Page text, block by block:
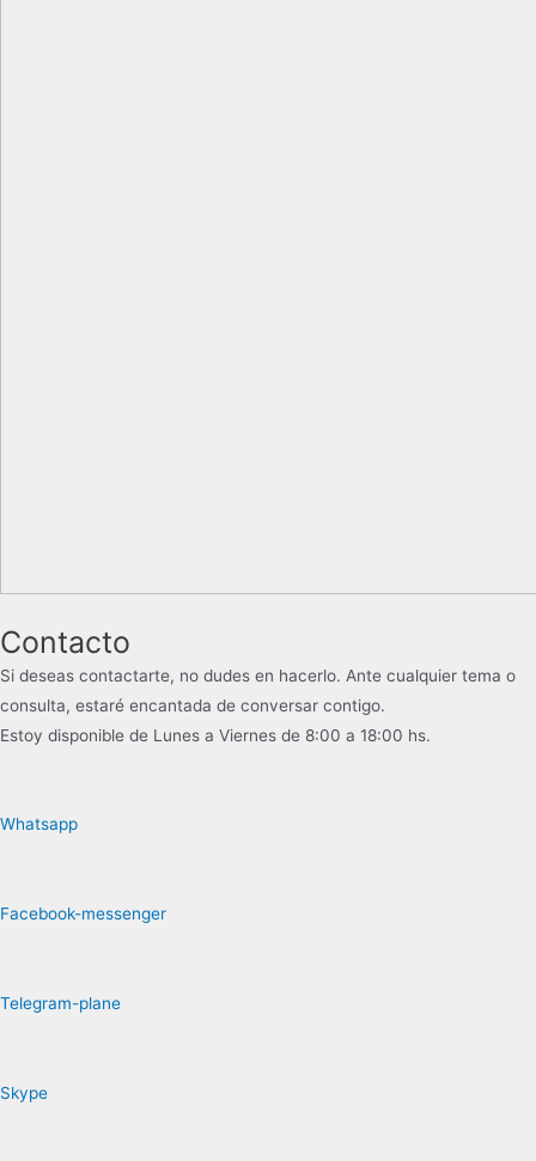
Contacto
Si deseas contactarte, no dudes en hacerlo. Ante cualquier tema o
consulta, estaré encantada de conversar contigo.
Estoy disponible de Lunes a Viernes de 8:00 a 18:00 hs.
Whatsapp
Facebook-messenger
Telegram-plane
Skype